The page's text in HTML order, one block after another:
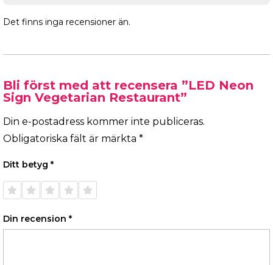
Det finns inga recensioner än.
Bli först med att recensera ”LED Neon
Sign Vegetarian Restaurant”
Din e-postadress kommer inte publiceras.
Obligatoriska fält är märkta *
Ditt betyg *
1 av 5
stjärnor
2 av 5
stjärnor
3 av 5
stjärnor
4 av 5
stjärnor
5 av 5
stjärnor
Din recension *